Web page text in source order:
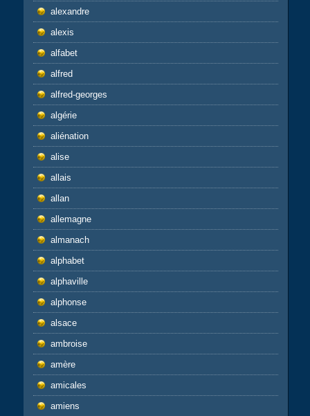
alexandre
alexis
alfabet
alfred
alfred-georges
algérie
aliénation
alise
allais
allan
allemagne
almanach
alphabet
alphaville
alphonse
alsace
ambroise
amère
amicales
amiens